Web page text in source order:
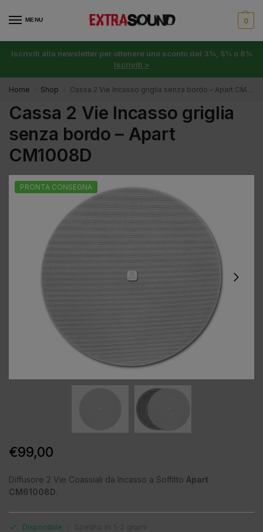
MENU 0
Iscriviti alla newsletter per ottenere uno sconto del 3%, 5% o 8%
Iscriviti >
Home Shop Cassa 2 Vie Incasso griglia senza bordo – Apart CM1008D
Cassa 2 Vie Incasso griglia
senza bordo – Apart
CM1008D
PRONTA CONSEGNA
€99,00
Diffusore 2 Vie Coassiali da Incasso a Soffitto Apart
CM61008D.
Disponibile